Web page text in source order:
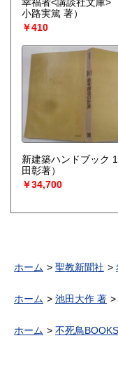
小路実篤 著）
￥410
新建築ハンドブック
田彰著）
￥34,700
ホーム 聖教新聞社
ホーム 池田大作 著
ホーム 不死鳥BOOKS